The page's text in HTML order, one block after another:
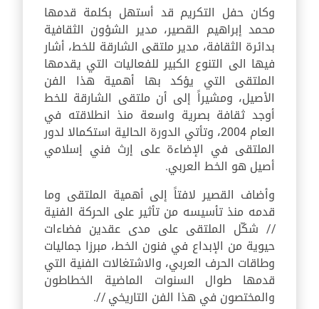
وكان حفل التكريم قد أستهل بكلمة قدمها
محمد إبراهيم القصير، مدير الشؤون الثقافية
بدائرة الثقافة، مدير ملتقى الشارقة للخط، أشار
فيها الى التنوع الكبير للفعاليات التي يقدمها
الملتقى التي يؤكد بها أهمية هذا الفن
الأصيل، ومشيراً إلى أن ملتقى الشارقة للخط
أوجد ثقافة بصرية واسعة منذ انطلاقته في
العام 2004، وتأتي الدورة الحالية استكمالا لدور
الملتقى في الإضاءة على إرث فني إسلامي
أصيل هو الخط العربي.
وأضاف القصير لافتاً إلى أهمية الملتقى وما
قدمه منذ تأسيسه من تأثير على الحركة الفنية
// شكّل الملتقى على مدى عقدين فضاءات
حيوية من الإبداع في فنون الخط، مبرزا جماليات
وطاقات الحرف العربي، والاشتغالات الفنية التي
قدمها طوال السنوات الماضية الخطاطون
والمختصون في هذا الفن التاريخي //.